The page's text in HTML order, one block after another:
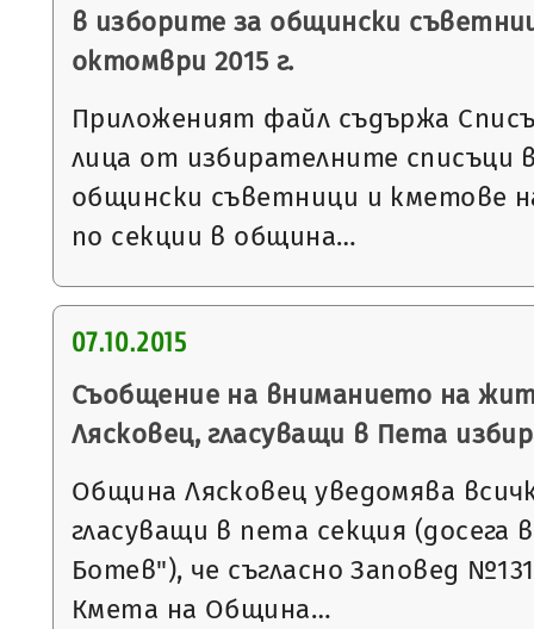
в изборите за общински
октомври 2015 г.
Приложеният файл съдържа
лица от избирателните списъци
общински съветници и кметове
по секции в община…
07.10.2015
Съобщение на вниманието на
Лясковец, гласуващи в Пета
Община Лясковец уведомява
гласуващи в пета секция (досега
Ботев"), че съгласно Заповед
Кмета на Община…